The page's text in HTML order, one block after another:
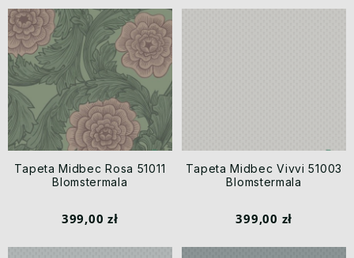
Tapeta Midbec Rosa 51011
Blomstermala
399,00 zł
Tapeta Midbec Vivvi 51003
Blomstermala
399,00 zł